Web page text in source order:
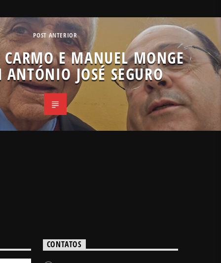
POST ANTERIOR
CARMO E MANUEL MONGE
JOSÉ SEGURO
CONTATOS